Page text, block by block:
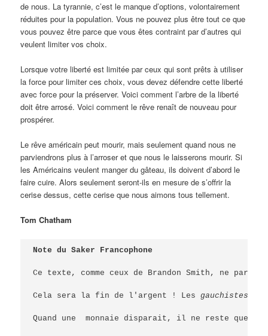
de nous. La tyrannie, c’est le manque d’options, volontairement
réduites pour la population. Vous ne pouvez plus être tout ce que
vous pouvez être parce que vous êtes contraint par d’autres qui
veulent limiter vos choix.
Lorsque votre liberté est limitée par ceux qui sont prêts à utiliser
la force pour limiter ces choix, vous devez défendre cette liberté
avec force pour la préserver. Voici comment l’arbre de la liberté
doit être arrosé. Voici comment le rêve renaît de nouveau pour
prospérer.
Le rêve américain peut mourir, mais seulement quand nous ne
parviendrons plus à l’arroser et que nous le laisserons mourir. Si
les Américains veulent manger du gâteau, ils doivent d’abord le
faire cuire. Alors seulement seront-ils en mesure de s’offrir la
cerise dessus, cette cerise que nous aimons tous tellement.
Tom Chatham
Note du Saker Francophone
Ce texte, comme ceux de Brandon Smith, ne
Cela sera la fin de l'argent ! Les gauchistes
Quand une  monnaie disparait, il ne reste